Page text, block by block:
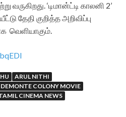
‘டிமான்ட்டி காலனி 2’
தேதி குறித்த அறிவிப்பு
வெளியாகும்.
ARUL NITHI
DEMONTE COLONY MOVIE
CINEMA NEWS